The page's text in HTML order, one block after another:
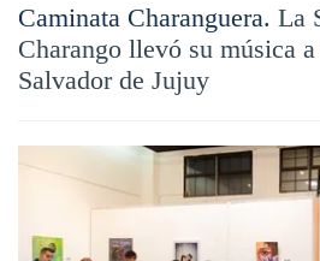
Caminata Charanguera. La
Charango llevó su música
Salvador de Jujuy